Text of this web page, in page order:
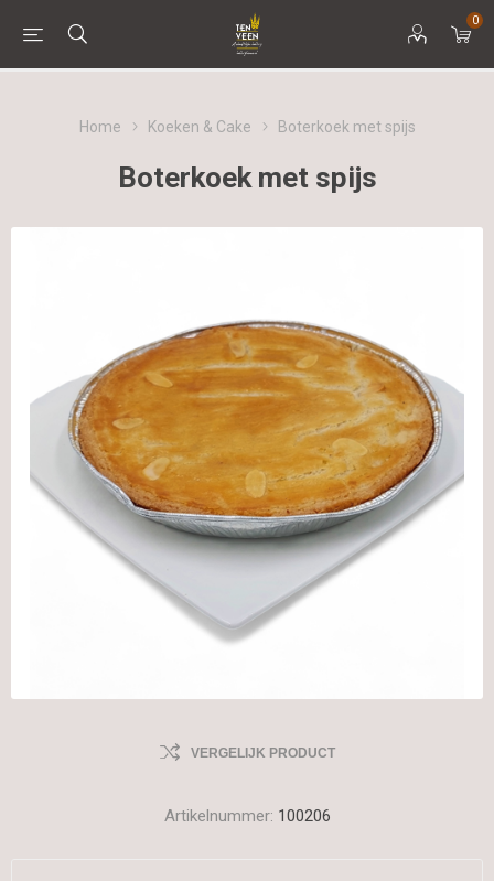
0
Home Koeken & Cake Boterkoek met spijs
Boterkoek met spijs
VERGELIJK PRODUCT
Artikelnummer: 100206